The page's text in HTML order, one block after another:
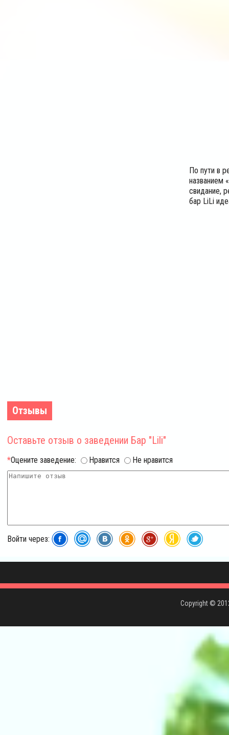
По пути в
названием
свидание,
бар LiLi
Отзывы
Оставьте отзыв о заведении Бар "Lili"
*Оцените заведение: Нравится Не нравится
Войти через:
Copyright ©